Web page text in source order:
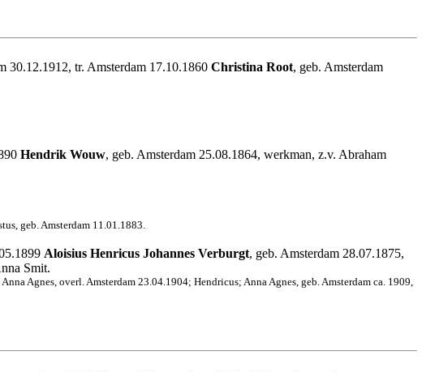
30.12.1912, tr. Amsterdam 17.10.1860 Christina Root, geb. Amsterdam
Hendrik Wouw, geb. Amsterdam 25.08.1864, werkman, z.v. Abraham
geb. Amsterdam 11.01.1883.
Aloisius Henricus Johannes Verburgt, geb. Amsterdam 28.07.1875,
Smit.
Agnes, overl. Amsterdam 23.04.1904; Hendricus; Anna Agnes, geb. Amsterdam ca. 1909,